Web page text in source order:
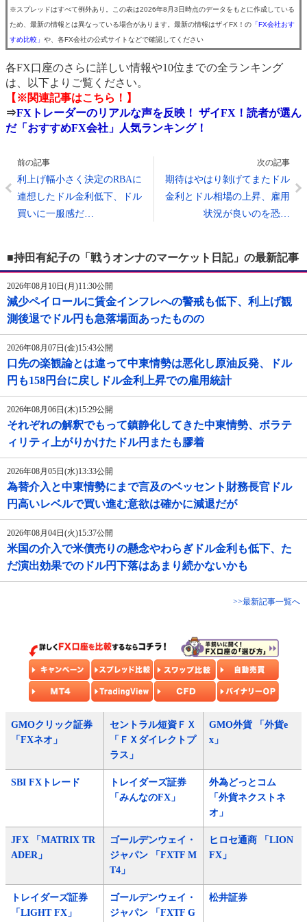
※スプレッドはすべて例外あり。この表は2026年8月3日時点のデータをもとに作成している
ため、最新の情報とは異なっている場合があります。最新の情報はザイFX！の 「FX会社おす
すめ比較」 や、各FX会社の公式サイトなどで確認してください
各FX口座のさらに詳しい情報や10位までの全ランキング
は、以下よりご覧ください。
【※関連記事はこちら！】
⇒FXトレーダーのリアルな声を反映！ ザイFX！読者が選ん
だ「おすすめFX会社」人気ランキング！
前の記事
利上げ幅小さく決定のRBAに
連想したドル金利低下、ドル
買いに一服感だ…
次の記事
期待はやはり剝げてまたドル
金利とドル相場の上昇、雇用
状況が良いのを恐…
■持田有紀子の「戦うオンナのマーケット日記」の最新記事
2026年08月10日(月)11:30公開
減少ペイロールに賃金インフレへの警戒も低下、利上げ観
測後退でドル円も急落場面あったものの
2026年08月07日(金)15:43公開
口先の楽観論とは違って中東情勢は悪化し原油反発、ドル
円も158円台に戻しドル金利上昇での雇用統計
2026年08月06日(木)15:29公開
それぞれの解釈でもって鎮静化してきた中東情勢、ボラテ
ィリティ上がりかけたドル円またも膠着
2026年08月05日(水)13:33公開
為替介入と中東情勢にまで言及のベッセント財務長官ドル
円高いレベルで買い進む意欲は確かに減退だが
2026年08月04日(火)15:37公開
米国の介入で米債売りの懸念やわらぎドル金利も低下、た
だ演出効果でのドル円下落はあまり続かないかも
>>最新記事一覧へ
GMOクリック証券
「FXネオ」
セントラル短資ＦＸ
「ＦＸダイレクトプ
ラス」
GMO外貨 「外貨e
x」
SBI FXトレード
トレイダーズ証券
「みんなのFX」
外為どっとコム
「外貨ネクストネ
オ」
JFX 「MATRIX TR
ADER」
ゴールデンウェイ・
ジャパン 「FXTF M
T4」
ヒロセ通商 「LION
FX」
トレイダーズ証券
「LIGHT FX」
ゴールデンウェイ・
ジャパン 「FXTF G
松井証券